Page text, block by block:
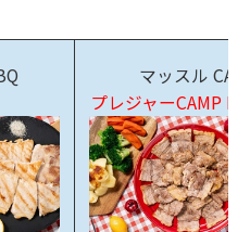
マッスル
プレジャーCAMP